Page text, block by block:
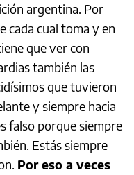
argentina. Por
cada cual toma y en
que ver con
también las
que tuvieron
y siempre hacia
falso porque siempre
Estás siempre
Por eso a veces